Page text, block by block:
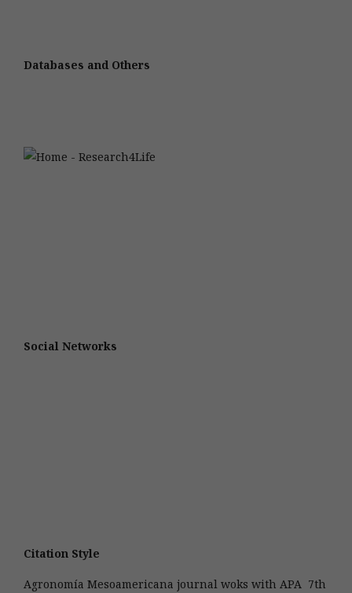
Databases and Others
Social Networks
Citation Style
Agronomía Mesoamericana journal woks with APA 7th